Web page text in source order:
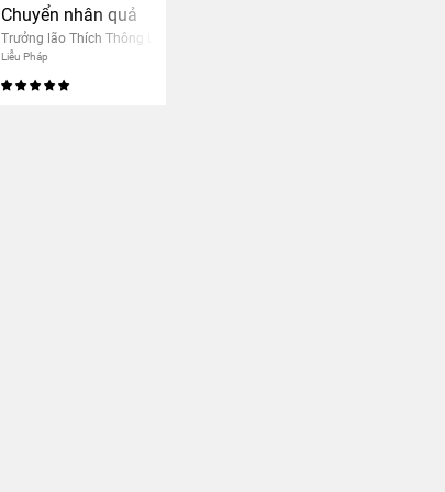
Chuyển nhân quả
Trưởng lão Thích Thông Lạc
Liễu Pháp